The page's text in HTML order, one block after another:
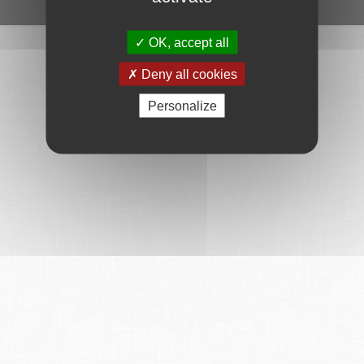
OK, accept all
Deny all cookies
Personalize
Ce service est proposé par